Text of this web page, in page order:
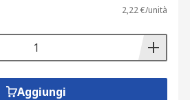
2,22 €/unità
Aggiungi